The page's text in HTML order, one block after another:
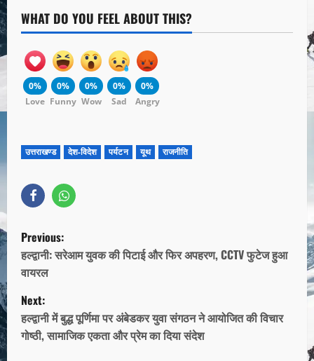
WHAT DO YOU FEEL ABOUT THIS?
0%
Love
0%
Funny
0%
Wow
0%
Sad
0%
Angry
उत्तराखण्ड देश-विदेश पर्यटन यूथ राजनीति
Previous:
हल्द्वानी: सरेआम युवक की पिटाई और फिर अपहरण, CCTV फुटेज हुआ
वायरल
Next:
हल्द्वानी में बुद्ध पूर्णिमा पर अंबेडकर युवा संगठन ने आयोजित की विचार
गोष्ठी, सामाजिक एकता और प्रेम का दिया संदेश